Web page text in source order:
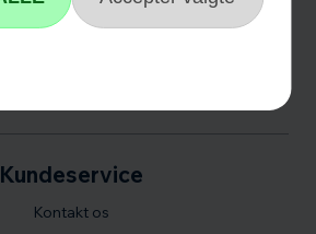
Kundeservice
Kontakt os
Single Day